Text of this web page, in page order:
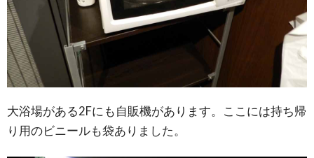
大浴場がある2Fにも自販機があります。ここには持ち帰
り用のビニールも袋ありました。